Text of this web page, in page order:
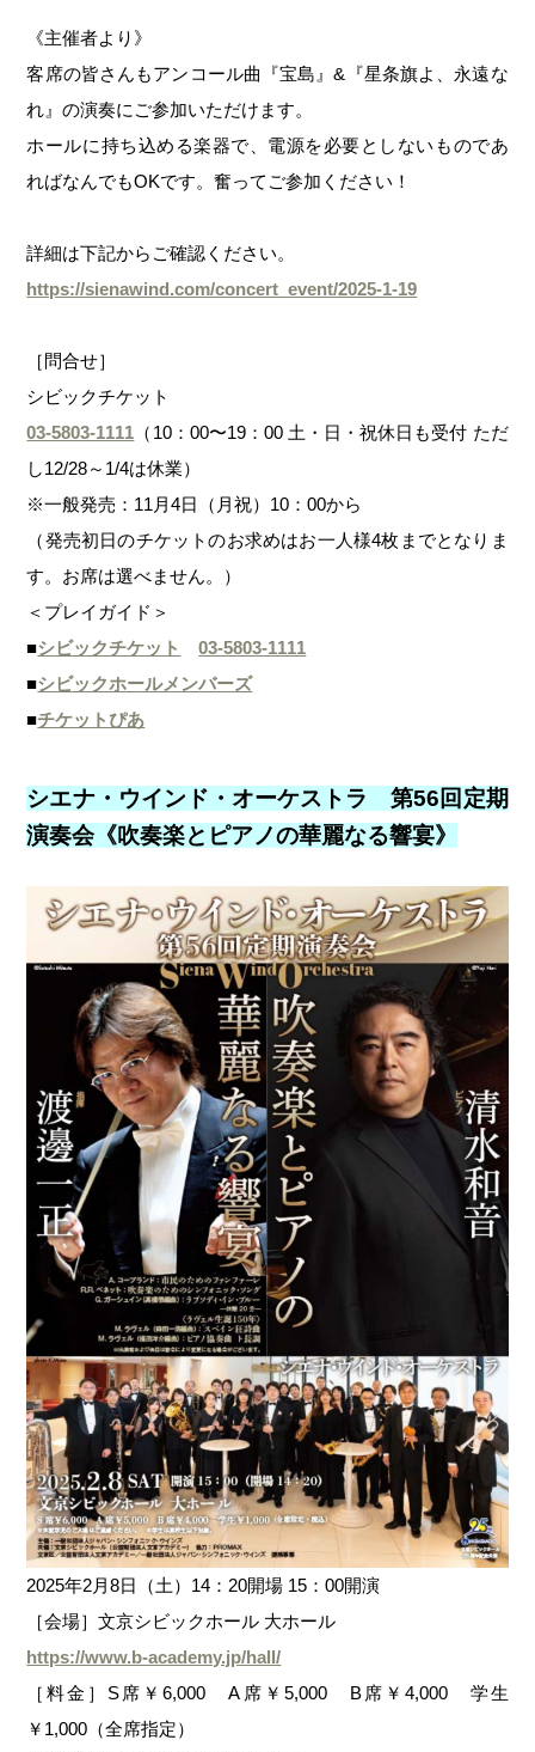
《主催者より》
客席の皆さんもアンコール曲『宝島』&『星条旗よ、永遠な
れ』の演奏にご参加いただけます。
ホールに持ち込める楽器で、電源を必要としないものであ
ればなんでもOKです。奮ってご参加ください！
詳細は下記からご確認ください。
https://sienawind.com/concert_event/2025-1-19
［問合せ］
シビックチケット
03-5803-1111 （10：00〜19：00 土・日・祝休日も受付 ただ
し12/28～1/4は休業）
※一般発売：11月4日（月祝）10：00から
（発売初日のチケットのお求めはお一人様4枚までとなりま
す。お席は選べません。）
＜プレイガイド＞
■シビックチケット
03-5803-1111
■シビックホールメンバーズ
■チケットぴあ
シエナ・ウインド・オーケストラ 第56回定期
演奏会《吹奏楽とピアノの華麗なる響宴》
2025年2月8日（土）14：20開場 15：00開演
［会場］文京シビックホール 大ホール
https://www.b-academy.jp/hall/
［料金］S席￥6,000 A席￥5,000 B席￥4,000 学生
￥1,000（全席指定）